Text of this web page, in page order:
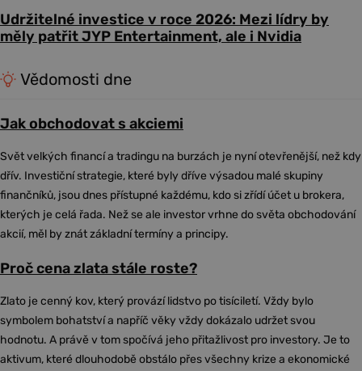
Udržitelné investice v roce 2026: Mezi lídry by
měly patřit JYP Entertainment, ale i Nvidia
Vědomosti dne
Jak obchodovat s akciemi
Svět velkých financí a tradingu na burzách je nyní otevřenější, než kdy
dřív. Investiční strategie, které byly dříve výsadou malé skupiny
finančníků, jsou dnes přístupné každému, kdo si zřídí účet u brokera,
kterých je celá řada. Než se ale investor vrhne do světa obchodování
akcií, měl by znát základní termíny a principy.
Proč cena zlata stále roste?
Zlato je cenný kov, který provází lidstvo po tisíciletí. Vždy bylo
symbolem bohatství a napříč věky vždy dokázalo udržet svou
hodnotu. A právě v tom spočívá jeho přitažlivost pro investory. Je to
aktivum, které dlouhodobě obstálo přes všechny krize a ekonomické